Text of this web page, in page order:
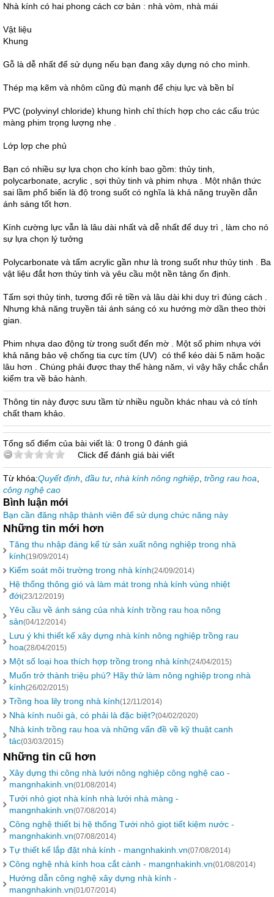
Nhà kính có hai phong cách cơ bản : nhà vòm, nhà mái
Vật liệu
Khung
Gỗ là dễ nhất để sử dụng nếu bạn đang xây dựng nó cho mình.
Thép mạ kẽm và nhôm cũng đủ mạnh để chịu lực và bền bỉ
PVC (polyvinyl chloride) khung hình chỉ thích hợp cho các cấu trúc
màng phim trọng lượng nhẹ .
Lớp lợp che phủ
Bạn có nhiều sự lựa chọn cho kính bao gồm: thủy tinh,
polycarbonate, acrylic , sợi thủy tinh và phim nhựa . Một nhận thức
sai lầm phổ biến là độ trong suốt có nghĩa là khả năng truyền dẫn
ánh sáng tốt hơn.
Kính cường lực vẫn là lâu dài nhất và dễ nhất để duy trì , làm cho nó
sự lựa chọn lý tưởng
Polycarbonate và tấm acrylic gần như là trong suốt như thủy tinh . Ba
vật liệu đắt hơn thủy tinh và yêu cầu một nền tảng ổn định.
Tấm sợi thủy tinh, tương đối rẻ tiền và lâu dài khi duy trì đúng cách .
Nhưng khả năng truyền tải ánh sáng có xu hướng mờ dần theo thời
gian.
Phim nhựa dao động từ trong suốt đến mờ . Một số phim nhựa với
khả năng bảo vệ chống tia cực tím (UV) có thể kéo dài 5 năm hoặc
lâu hơn . Chúng phải được thay thế hàng năm, vì vậy hãy chắc chắn
kiểm tra về bảo hành.
Thông tin này được sưu tầm từ nhiều nguồn khác nhau và có tính
chất tham khảo.
Tổng số điểm của bài viết là: 0 trong 0 đánh giá
Click để đánh giá bài viết
Từ khóa:Quyết định đầu tư, nhà kính nông nghiệp trồng rau hoa
công nghệ cao
Bình luận mới
Bạn cần đăng nhập thành viên để sử dụng chức năng này
Những tin mới hơn
Tăng thu nhập đáng kể từ sản xuất nông nghiệp trong nhà
kính(19/09/2014)
Kiểm soát môi trường trong nhà kính(24/09/2014)
Hệ thống thông gió và làm mát trong nhà kính vùng nhiệt
đới(23/12/2019)
Yêu cầu về ánh sáng của nhà kính trồng rau hoa nông
sản(04/12/2014)
Lưu ý khi thiết kế xây dựng nhà kính nông nghiệp trồng rau
hoa(28/04/2015)
Một số loại hoa thích hợp trồng trong nhà kính(24/04/2015)
Muốn trở thành triệu phú? Hãy thử làm nông nghiệp trong nhà
kính(26/02/2015)
Trồng hoa lily trong nhà kính(12/11/2014)
Nhà kính nuôi gà, có phải là đặc biệt?(04/02/2020)
Nhà kính trồng rau hoa và những vấn đề về kỹ thuật canh
tác(03/03/2015)
Những tin cũ hơn
Xây dựng thi công nhà lưới nông nghiệp công nghệ cao -
mangnhakinh.vn(01/08/2014)
Tưới nhỏ giọt nhà kính nhà lưới nhà màng -
mangnhakinh.vn(07/08/2014)
Công nghệ thiết bị hệ thống Tưới nhỏ giọt tiết kiệm nước -
mangnhakinh.vn(07/08/2014)
Tự thiết kế lắp đặt nhà kính - mangnhakinh.vn(07/08/2014)
Công nghệ nhà kính hoa cắt cành - mangnhakinh.vn(01/08/2014)
Hướng dẫn công nghệ xây dựng nhà kính -
mangnhakinh.vn(01/07/2014)